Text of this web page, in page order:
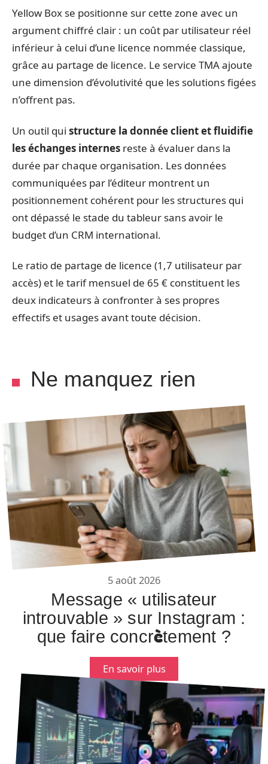
Yellow Box se positionne sur cette zone avec un
argument chiffré clair : un coût par utilisateur réel
inférieur à celui d’une licence nommée classique,
grâce au partage de licence. Le service TMA ajoute
une dimension d’évolutivité que les solutions figées
n’offrent pas.
Un outil qui structure la donnée client et fluidifie
les échanges internes reste à évaluer dans la
durée par chaque organisation. Les données
communiquées par l’éditeur montrent un
positionnement cohérent pour les structures qui
ont dépassé le stade du tableur sans avoir le
budget d’un CRM international.
Le ratio de partage de licence (1,7 utilisateur par
accès) et le tarif mensuel de 65 € constituent les
deux indicateurs à confronter à ses propres
effectifs et usages avant toute décision.
Ne manquez rien
5 août 2026
Message « utilisateur
introuvable » sur Instagram :
que faire concrètement ?
En savoir plus